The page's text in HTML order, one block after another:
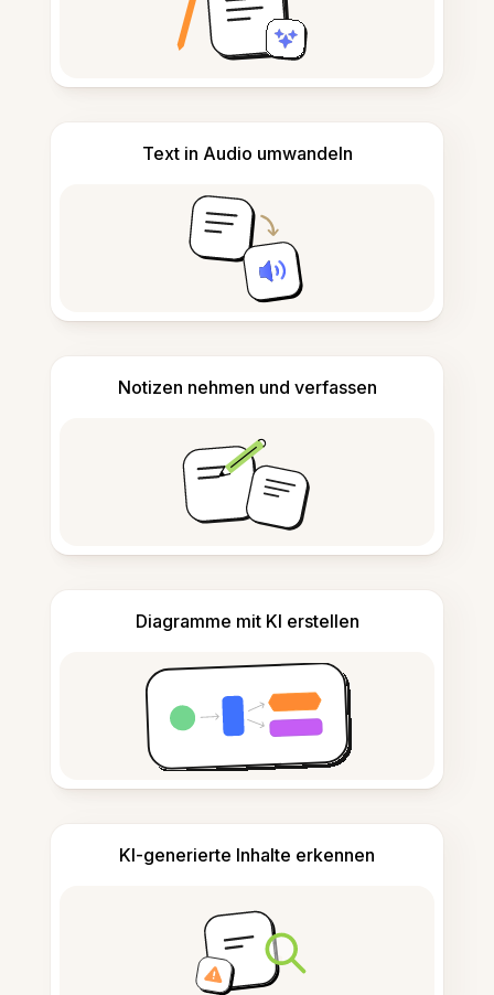
Text in Audio umwandeln
Notizen nehmen und verfassen
Diagramme mit KI erstellen
KI-generierte Inhalte erkennen